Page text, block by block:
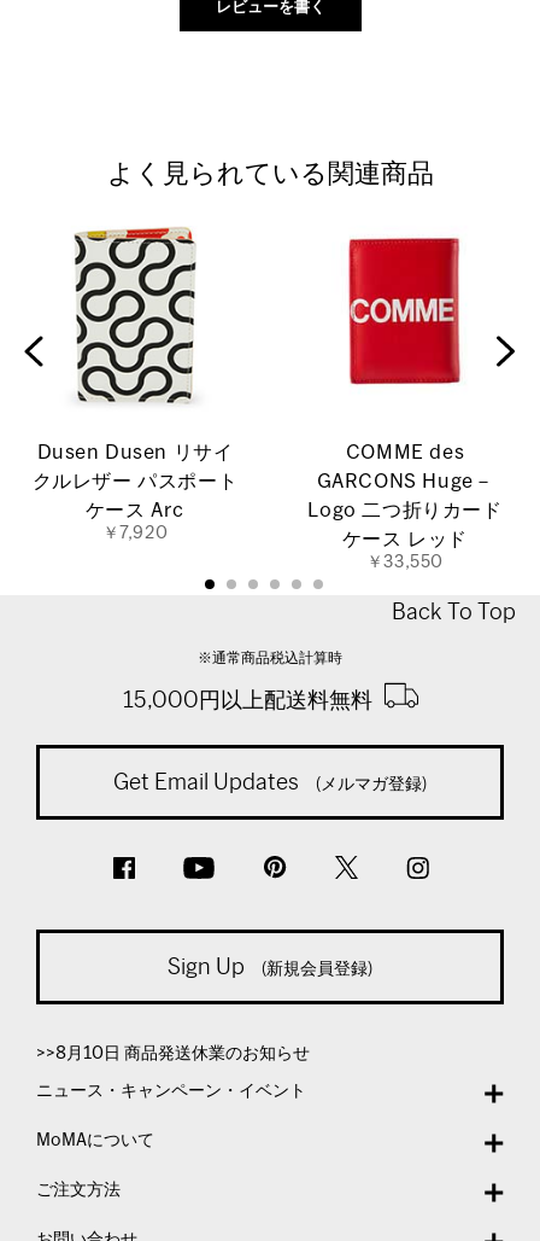
よく見られている関連商品
Dusen Dusen リサイ
クルレザー パスポート
ケース Arc
￥7,920
COMME des
GARCONS Huge－
Logo 二つ折りカード
ケース レッド
￥33,550
Back To Top
※通常商品税込計算時
15,000円以上配送料無料
Get Email Updates (メルマガ登録)
Sign Up (新規会員登録)
>>8月10日 商品発送休業のお知らせ
ニュース・キャンペーン・イベント
MoMAについて
ご注文方法